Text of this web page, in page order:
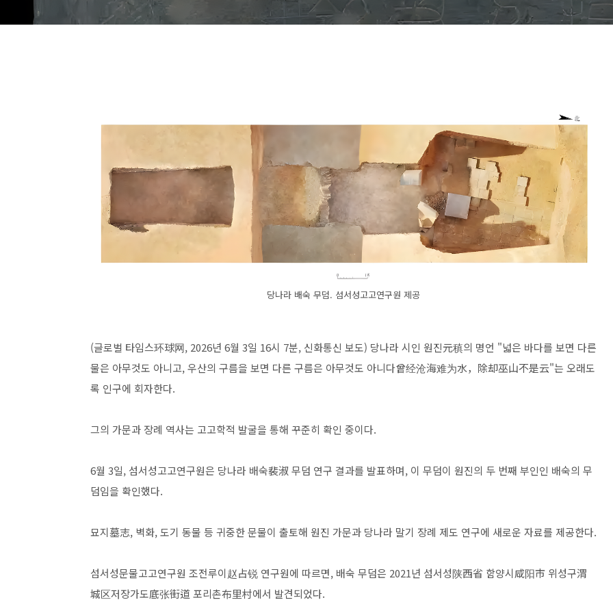
당나라 배숙 무덤. 섬서성고고연구원 제공
(글로벌 타임스环球网, 2026년 6월 3일 16시 7분, 신화통신 보도) 당나라 시인 원진元稹의 명언 "넓은 바다를 보면 다른
물은 아무것도 아니고, 우산의 구름을 보면 다른 구름은 아무것도 아니다曾经沧海难为水，除却巫山不是云"는 오래도
록 인구에 회자한다.
그의 가문과 장례 역사는 고고학적 발굴을 통해 꾸준히 확인 중이다.
6월 3일, 섬서성고고연구원은 당나라 배숙裴淑 무덤 연구 결과를 발표하며, 이 무덤이 원진의 두 번째 부인인 배숙의 무
덤임을 확인했다.
묘지墓志, 벽화, 도기 동물 등 귀중한 문물이 출토해 원진 가문과 당나라 말기 장례 제도 연구에 새로운 자료를 제공한다.
섬서성문물고고연구원 조전루이赵占锐 연구원에 따르면, 배숙 무덤은 2021년 섬서성陕西省 함양시咸阳市 위성구渭
城区저장가도底张街道 포리촌布里村에서 발견되었다.